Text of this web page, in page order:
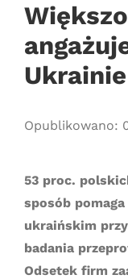
Ukrainie
Opublikowano:
53 proc.
sposób
ukraińskim
badania
Odsetek firm